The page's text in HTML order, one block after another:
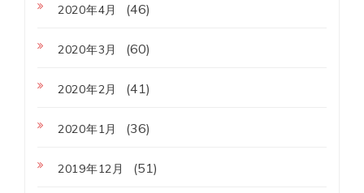
2020年4月 (46)
2020年3月 (60)
2020年2月 (41)
2020年1月 (36)
2019年12月 (51)